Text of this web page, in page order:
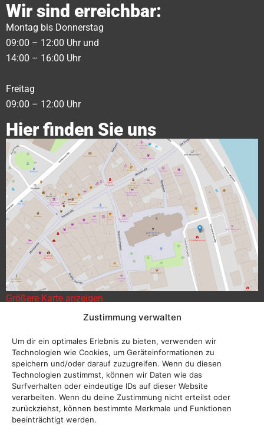
Zustimmung verwalten
Um dir ein optimales Erlebnis zu bieten, verwenden wir
Technologien wie Cookies, um Geräteinformationen zu
speichern und/oder darauf zuzugreifen. Wenn du diesen
Technologien zustimmst, können wir Daten wie das
Surfverhalten oder eindeutige IDs auf dieser Website
verarbeiten. Wenn du deine Zustimmung nicht erteilst oder
zurückziehst, können bestimmte Merkmale und Funktionen
beeinträchtigt werden.
Wir sind erreichbar:
Montag bis Donnerstag
09:00 – 12:00 Uhr und
14:00 – 16:00 Uhr
Freitag
09:00 – 12:00 Uhr
Hier finden Sie uns
Größere Karte anzeigen